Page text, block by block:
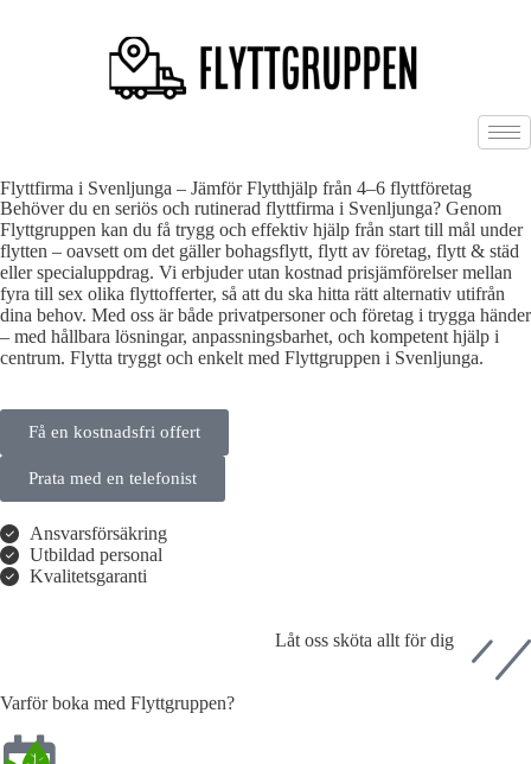
Flyttfirma i Svenljunga – Jämför Flytthjälp från 4–6 flyttföretag
Behöver du en seriös och rutinerad flyttfirma i Svenljunga? Genom
Flyttgruppen kan du få trygg och effektiv hjälp från start till mål under
flytten – oavsett om det gäller bohagsflytt, flytt av företag, flytt & städ
eller specialuppdrag. Vi erbjuder utan kostnad prisjämförelser mellan
fyra till sex olika flyttofferter, så att du ska hitta rätt alternativ utifrån
dina behov. Med oss är både privatpersoner och företag i trygga händer
– med hållbara lösningar, anpassningsbarhet, och kompetent hjälp i
centrum. Flytta tryggt och enkelt med Flyttgruppen i Svenljunga.
Få en kostnadsfri offert
Prata med en telefonist
Ansvarsförsäkring
Utbildad personal
Kvalitetsgaranti
Låt oss sköta allt för dig
Varför boka med Flyttgruppen?